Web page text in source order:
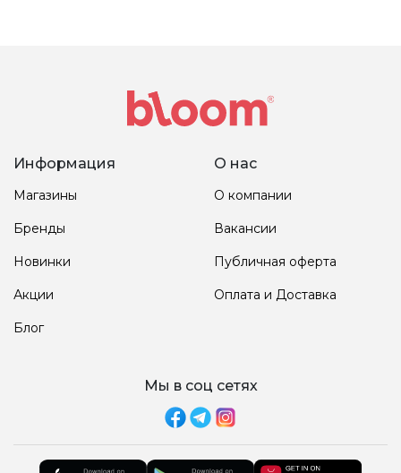
Информация
Магазины
Бренды
Новинки
Акции
Блог
О нас
О компании
Вакансии
Публичная оферта
Оплата и Доставка
Мы в соц сетях